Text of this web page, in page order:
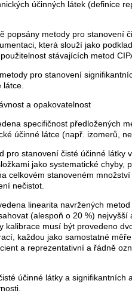
účinných látek (definice
popsány metody pro stanovení
která slouží jako
stávajících metod
pro stanovení
a opakovatelnost
specifičnost předložených
účinné látce (např. izomerů,
pro stanovení čisté účinné látky
jako systematické
celkovém stanoveném
nečistot.
linearita navržených
(alespoň o 20 %)
kalibrace musí být provedeno
každou jako samostatné
a reprezentativní a řádně
účinné látky a signifikantních